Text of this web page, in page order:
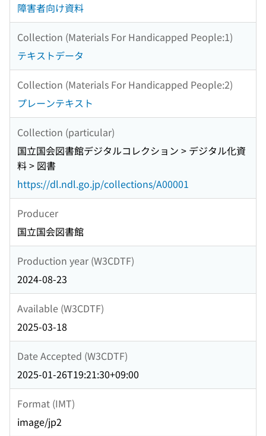
障害者向け資料
Collection (Materials For Handicapped People:1)
テキストデータ
Collection (Materials For Handicapped People:2)
プレーンテキスト
Collection (particular)
国立国会図書館デジタルコレクション > デジタル化資
料 > 図書
https://dl.ndl.go.jp/collections/A00001
Producer
国立国会図書館
Production year (W3CDTF)
2024-08-23
Available (W3CDTF)
2025-03-18
Date Accepted (W3CDTF)
2025-01-26T19:21:30+09:00
Format (IMT)
image/jp2